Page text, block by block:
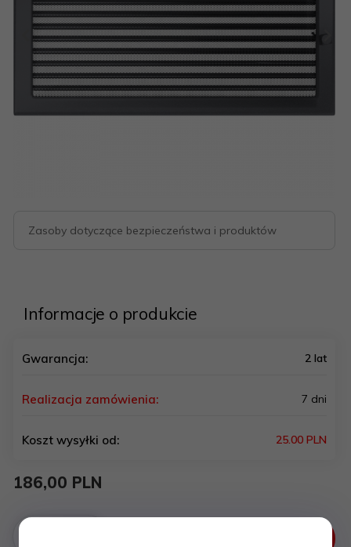
Zasoby dotyczące bezpieczeństwa i produktów
Informacje o produkcie
Gwarancja: 2 lat
Realizacja zamówienia: 7 dni
Koszt wysyłki od: 25.00 PLN
186,00 PLN